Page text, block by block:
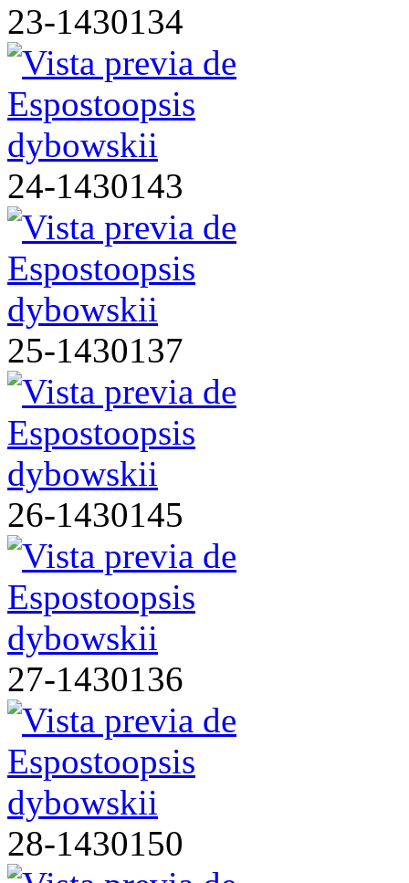
23-1430134
24-1430143
25-1430137
26-1430145
27-1430136
28-1430150